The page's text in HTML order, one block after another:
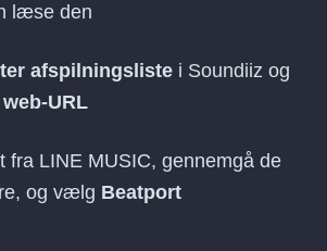
læse den
afspilningsliste i Soundiiz og
web-URL
fra LINE MUSIC, gennemgå de
og vælg Beatport